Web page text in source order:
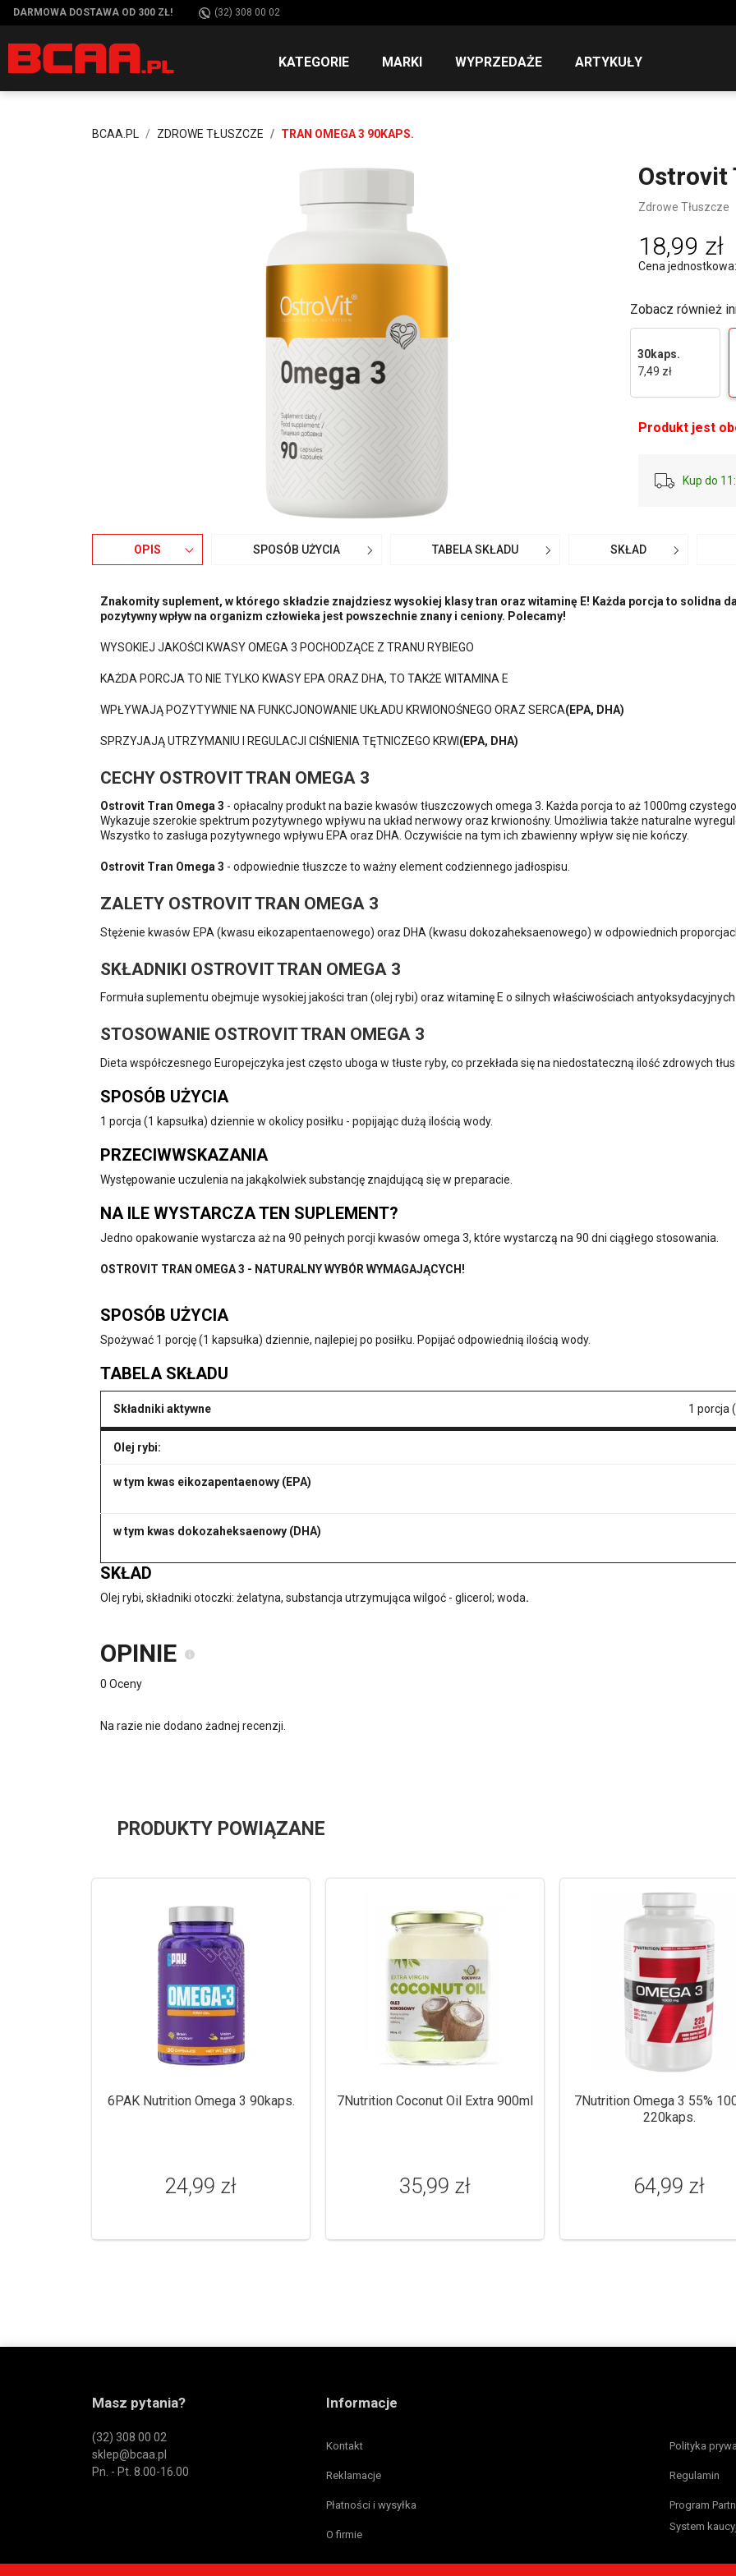
DARMOWA DOSTAWA OD 300 ZŁ! (32) 308 00 02
KATEGORIE MARKI WYPRZEDAŻE ARTYKUŁY
BCAA.PL ZDROWE TŁUSZCZE TRAN OMEGA 3 90KAPS.
Ostrovit
Zdrowe Tłuszcze
18,99 zł
Cena
Zobacz również
30kaps.
7,49 zł
Produkt jest
Kup do
OPIS SPOSÓB UŻYCIA TABELA SKŁADU SKŁAD
Znakomity suplement, w którego składzie znajdziesz wysokiej klasy tran oraz witaminę E! Każda porcja to solidna
pozytywny wpływ na organizm człowieka jest powszechnie znany i ceniony. Polecamy!
WYSOKIEJ JAKOŚCI KWASY OMEGA 3 POCHODZĄCE Z TRANU RYBIEGO
KAŻDA PORCJA TO NIE TYLKO KWASY EPA ORAZ DHA, TO TAKŻE WITAMINA E
WPŁYWAJĄ POZYTYWNIE NA FUNKCJONOWANIE UKŁADU KRWIONOŚNEGO ORAZ SERCA(EPA, DHA)
SPRZYJAJĄ UTRZYMANIU I REGULACJI CIŚNIENIA TĘTNICZEGO KRWI (EPA, DHA)
CECHY OSTROVIT TRAN OMEGA 3
Ostrovit Tran Omega 3 - opłacalny produkt na bazie kwasów tłuszczowych omega 3. Każda porcja to aż 1000mg
Wykazuje szerokie spektrum pozytywnego wpływu na układ nerwowy oraz krwionośny. Umożliwia także naturalne
Wszystko to zasługa pozytywnego wpływu EPA oraz DHA. Oczywiście na tym ich zbawienny wpływ się nie kończy.
Ostrovit Tran Omega 3 - odpowiednie tłuszcze to ważny element codziennego jadłospisu.
ZALETY OSTROVIT TRAN OMEGA 3
Stężenie kwasów EPA (kwasu eikozapentaenowego) oraz DHA (kwasu dokozaheksaenowego) w odpowiednich
SKŁADNIKI OSTROVIT TRAN OMEGA 3
Formuła suplementu obejmuje wysokiej jakości tran (olej rybi) oraz witaminę E o silnych właściwościach antyoksydacyjnych.
STOSOWANIE OSTROVIT TRAN OMEGA 3
Dieta współczesnego Europejczyka jest często uboga w tłuste ryby, co przekłada się na niedostateczną ilość zdrowych
SPOSÓB UŻYCIA
1 porcja (1 kapsułka) dziennie w okolicy posiłku - popijając dużą ilością wody.
PRZECIWWSKAZANIA
Występowanie uczulenia na jakąkolwiek substancję znajdującą się w preparacie.
NA ILE WYSTARCZA TEN SUPLEMENT?
Jedno opakowanie wystarcza aż na 90 pełnych porcji kwasów omega 3, które wystarczą na 90 dni ciągłego stosowania.
OSTROVIT TRAN OMEGA 3 - NATURALNY WYBÓR WYMAGAJĄCYCH!
SPOSÓB UŻYCIA
Spożywać 1 porcję (1 kapsułka) dziennie, najlepiej po posiłku. Popijać odpowiednią ilością wody.
TABELA SKŁADU
Składniki aktywne 1 porcja
Olej rybi:
w tym kwas eikozapentaenowy (EPA)
w tym kwas dokozaheksaenowy (DHA)
SKŁAD
Olej rybi, składniki otoczki: żelatyna, substancja utrzymująca wilgoć - glicerol; woda.
OPINIE
0 Oceny
Na razie nie dodano żadnej recenzji.
PRODUKTY POWIĄZANE
6PAK Nutrition Omega 3 90kaps.
24,99 zł
7Nutrition Coconut Oil Extra 900ml
35,99 zł
7Nutrition Omega 3 55%
220kaps.
64,99 zł
Masz pytania?
(32) 308 00 02
sklep@bcaa.pl
Pn. - Pt. 8.00-16.00
Informacje
Kontakt Polityka
Reklamacje Regulamin
Płatności i wysyłka Program
O firmie
System